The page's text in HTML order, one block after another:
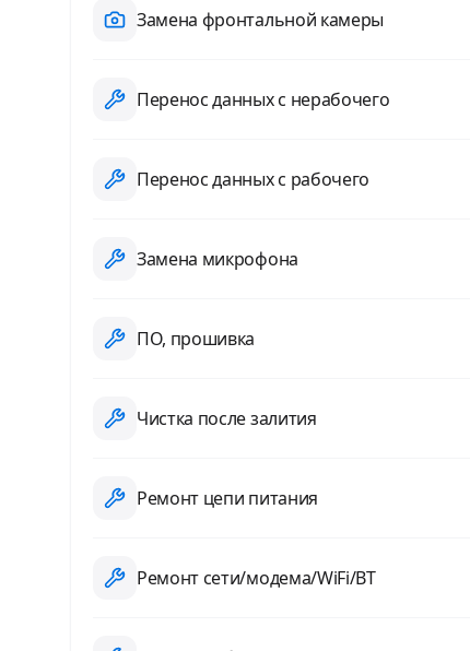
Замена фронтальной камеры
Перенос данных с нерабочего
Перенос данных с рабочего
Замена микрофона
ПО, прошивка
Чистка после залития
Ремонт цепи питания
Ремонт сети/модема/WiFi/BT